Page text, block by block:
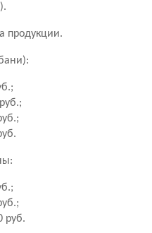
продукции.
руб.